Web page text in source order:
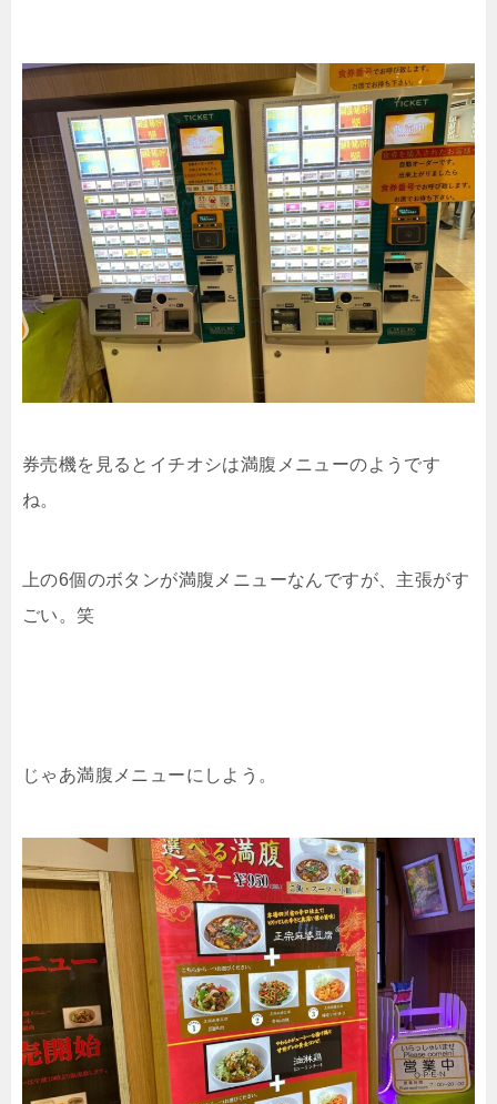
券売機を見るとイチオシは満腹メニューのようです
ね。
上の6個のボタンが満腹メニューなんですが、主張がす
ごい。笑
じゃあ満腹メニューにしよう。